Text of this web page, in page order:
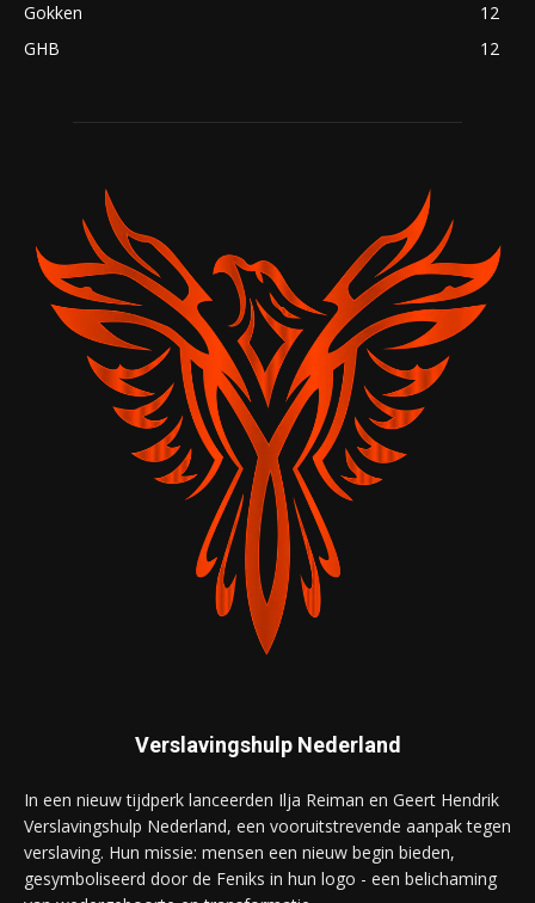
Gokken
12
GHB
12
Verslavingshulp Nederland
In een nieuw tijdperk lanceerden Ilja Reiman en Geert Hendrik
Verslavingshulp Nederland, een vooruitstrevende aanpak tegen
verslaving. Hun missie: mensen een nieuw begin bieden,
gesymboliseerd door de Feniks in hun logo - een belichaming